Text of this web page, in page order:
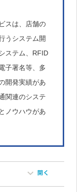
スは、店舗の
うシステム開
ステム、RFID
子署名等、多
開発実績があ
関連のシステ
ノウハウがあ